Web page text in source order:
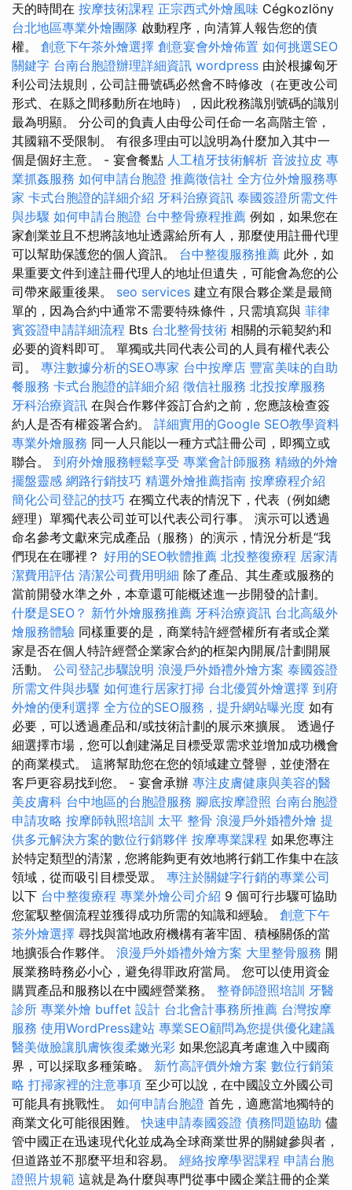
天的時間在 按摩技術課程 正宗西式外燴風味 Cégkozlöny
台北地區專業外燴團隊 啟動程序，向清算人報告您的債
權。 創意下午茶外燴選擇 創意宴會外燴佈置 如何挑選SEO
關鍵字 台南台胞證辦理詳細資訊 wordpress 由於根據匈牙
利公司法規則，公司註冊號碼必然會不時修改（在更改公司
形式、在縣之間移動所在地時），因此稅務識別號碼的識別
最為明顯。 分公司的負責人由母公司任命一名高階主管，
其國籍不受限制。 有很多理由可以說明為什麼加入其中一
個是個好主意。 - 宴會餐點 人工植牙技術解析 音波拉皮 專
業抓姦服務 如何申請台胞證 推薦徵信社 全方位外燴服務專
家 卡式台胞證的詳細介紹 牙科治療資訊 泰國簽證所需文件
與步驟 如何申請台胞證 台中整骨療程推薦 例如，如果您在
家創業並且不想將該地址透露給所有人，那麼使用註冊代理
可以幫助保護您的個人資訊。 台中整復服務推薦 此外，如
果重要文件到達註冊代理人的地址但遺失，可能會為您的公
司帶來嚴重後果。 seo services 建立有限合夥企業是最簡
單的，因為合約中通常不需要特殊條件，只需填寫與 菲律
賓簽證申請詳細流程 Bts 台北整骨技術 相關的示範契約和
必要的資料即可。 單獨或共同代表公司的人員有權代表公
司。 專注數據分析的SEO專家 台中按摩店 豐富美味的自助
餐服務 卡式台胞證的詳細介紹 徵信社服務 北投按摩服務
牙科治療資訊 在與合作夥伴簽訂合約之前，您應該檢查簽
約人是否有權簽署合約。 詳細實用的Google SEO教學資料
專業外燴服務 同一人只能以一種方式註冊公司，即獨立或
聯合。 到府外燴服務輕鬆享受 專業會計師服務 精緻的外燴
擺盤靈感 網路行銷技巧 精選外燴推薦指南 按摩療程介紹
簡化公司登記的技巧 在獨立代表的情況下，代表（例如總
經理）單獨代表公司並可以代表公司行事。 演示可以透過
命名參考文獻來完成產品（服務）的演示，情況分析是“我
們現在在哪裡？ 好用的SEO軟體推薦 北投整復療程 居家清
潔費用評估 清潔公司費用明細 除了產品、其生產或服務的
當前開發水準之外，本章還可能概述進一步開發的計劃。
什麼是SEO？ 新竹外燴服務推薦 牙科治療資訊 台北高級外
燴服務體驗 同樣重要的是，商業特許經營權所有者或企業
家是否在個人特許經營企業家合約的框架內開展/計劃開展
活動。 公司登記步驟說明 浪漫戶外婚禮外燴方案 泰國簽證
所需文件與步驟 如何進行居家打掃 台北優質外燴選擇 到府
外燴的便利選擇 全方位的SEO服務，提升網站曝光度 如有
必要，可以透過產品和/或技術計劃的展示來擴展。 透過仔
細選擇市場，您可以創建滿足目標受眾需求並增加成功機會
的商業模式。 這將幫助您在您的領域建立聲譽，並使潛在
客戶更容易找到您。 - 宴會承辦 專注皮膚健康與美容的醫
美皮膚科 台中地區的台胞證服務 腳底按摩證照 台南台胞證
申請攻略 按摩師執照培訓 太平 整骨 浪漫戶外婚禮外燴 提
供多元解決方案的數位行銷夥伴 按摩專業課程 如果您專注
於特定類型的清潔，您將能夠更有效地將行銷工作集中在該
領域，從而吸引目標受眾。 專注於關鍵字行銷的專業公司
以下 台中整復療程 專業外燴公司介紹 9 個可行步驟可協助
您駕馭整個流程並獲得成功所需的知識和經驗。 創意下午
茶外燴選擇 尋找與當地政府機構有著牢固、積極關係的當
地擴張合作夥伴。 浪漫戶外婚禮外燴方案 大里整骨服務 開
展業務時務必小心，避免得罪政府當局。 您可以使用資金
購買產品和服務以在中國經營業務。 整脊師證照培訓 牙醫
診所 專業外燴 buffet 設計 台北會計事務所推薦 台灣按摩
服務 使用WordPress建站 專業SEO顧問為您提供優化建議
醫美做臉讓肌膚恢復柔嫩光彩 如果您認真考慮進入中國商
界，可以採取多種策略。 新竹高評價外燴方案 數位行銷策
略 打掃家裡的注意事項 至少可以說，在中國設立外國公司
可能具有挑戰性。 如何申請台胞證 首先，適應當地獨特的
商業文化可能很困難。快速申請泰國簽證 債務問題協助 儘
管中國正在迅速現代化並成為全球商業世界的關鍵參與者，
但道路並不那麼平坦和容易。 經絡按摩學習課程 申請台胞
證照片規範 這就是為什麼與專門從事中國企業註冊的企業